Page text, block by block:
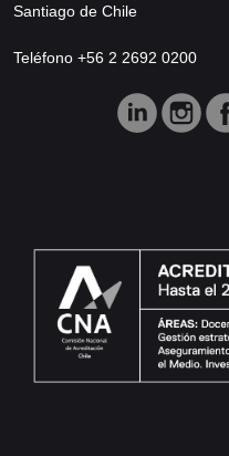
Santiago de Chile
Teléfono +56 2 2692 0200